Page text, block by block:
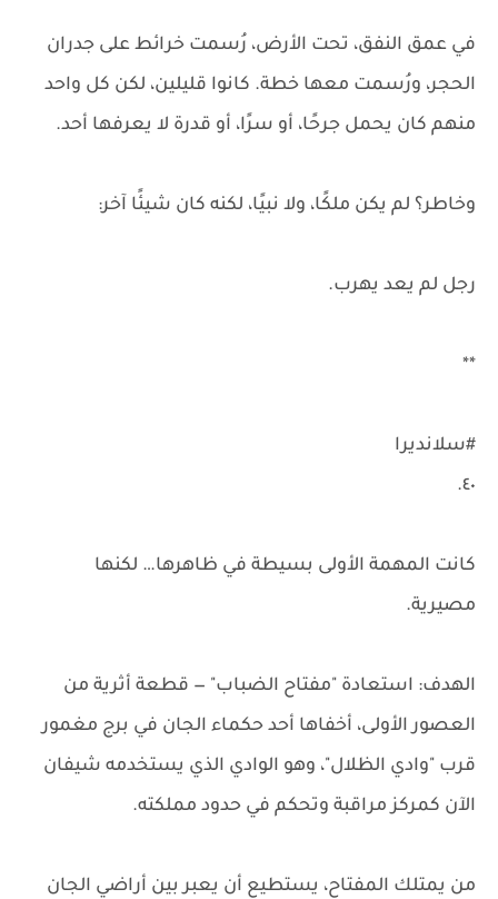
في عمق النفق، تحت الأرض، رُسمت خرائط على جدران
الحجر، ورُسمت معها خطة. كانوا قليلين، لكن كل واحد
منهم كان يحمل جرحًا، أو سرًا، أو قدرة لا يعرفها أحد.
وخاطر؟ لم يكن ملكًا، ولا نبيًا، لكنه كان شيئًا آخر:
رجل لم يعد يهرب.
**
#سلانديرا
٤٠.
كانت المهمة الأولى بسيطة في ظاهرها… لكنها
مصيرية.
الهدف: استعادة "مفتاح الضباب" — قطعة أثرية من
العصور الأولى، أخفاها أحد حكماء الجان في برج مغمور
قرب "وادي الظلال"، وهو الوادي الذي يستخدمه شيفان
الآن كمركز مراقبة وتحكم في حدود مملكته.
من يمتلك المفتاح، يستطيع أن يعبر بين أراضي الجان